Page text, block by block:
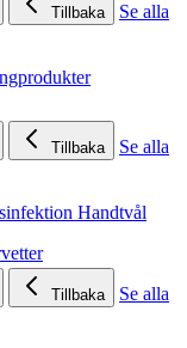
Tillbaka
Se alla
Tillbaka
Se alla
Handtvål
Tillbaka
Se alla